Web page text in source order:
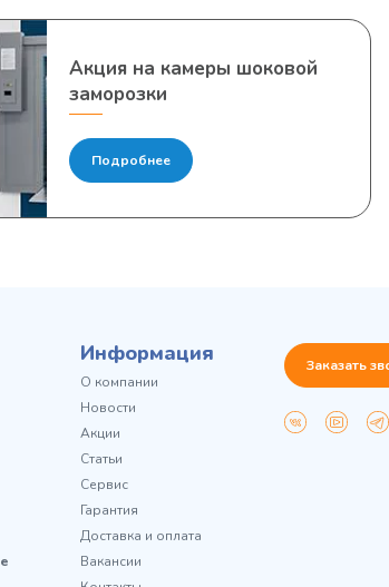
Акция на камеры шоковой
заморозки
Подробнее
Информация
О компании
Новости
Акции
Статьи
Сервис
Гарантия
Доставка и оплата
Вакансии
Заказать